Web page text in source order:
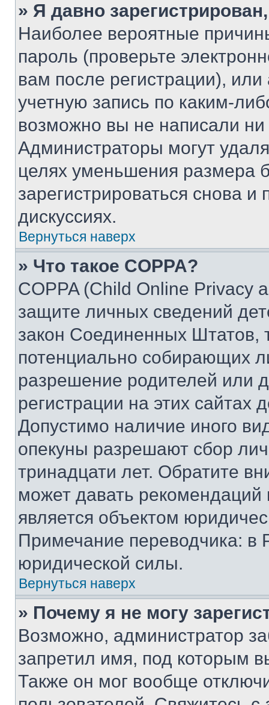
» Я давно
Наиболее вероятные
пароль (проверьте
вам после регистрации),
учетную запись по каким-
возможно вы не написали
Администраторы могут
целях уменьшения размера
зарегистрироваться снова и
дискуссиях.
Вернуться наверх
» Что такое COPPA?
COPPA (Child Online Privacy
защите личных сведений
закон Соединенных Штатов,
потенциально собирающих
разрешение родителей или
регистрации на этих сайтах
Допустимо наличие иного
опекуны разрешают сбор
тринадцати лет. Обратите
может давать
является объектом
Примечание переводчика: в
юридической силы.
Вернуться наверх
» Почему я не могу
Возможно, администратор
запретил имя, под которым
Также он мог вообще